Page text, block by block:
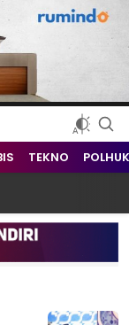
Indonesia dan Dunia
TEKNO